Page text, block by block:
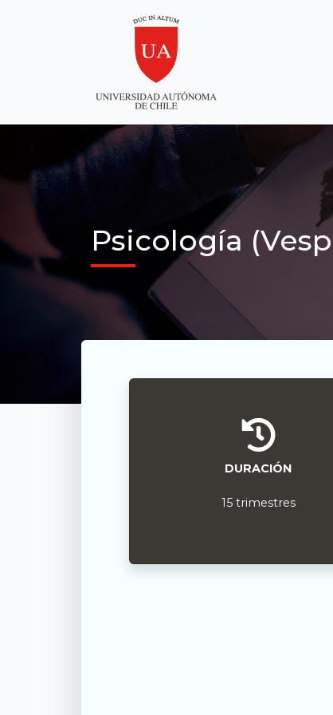
Psicología
DURACIÓN
15 trimestres